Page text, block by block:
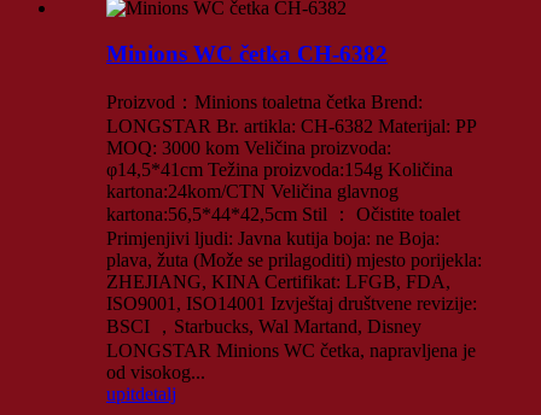
Minions WC četka CH-6382
Proizvod：Minions toaletna četka Brend:
LONGSTAR Br. artikla: CH-6382 Materijal: PP
MOQ: 3000 kom Veličina proizvoda:
φ14,5*41cm Težina proizvoda:154g Količina
kartona:24kom/CTN Veličina glavnog
kartona:56,5*44*42,5cm Stil ： Očistite toalet
Primjenjivi ljudi: Javna kutija boja: ne Boja:
plava, žuta (Može se prilagoditi) mjesto porijekla:
ZHEJIANG, KINA Certifikat: LFGB, FDA,
ISO9001, ISO14001 Izvještaj društvene revizije:
BSCI ，Starbucks, Wal Martand, Disney
LONGSTAR Minions WC četka, napravljena je
od visokog...
upitdetalj